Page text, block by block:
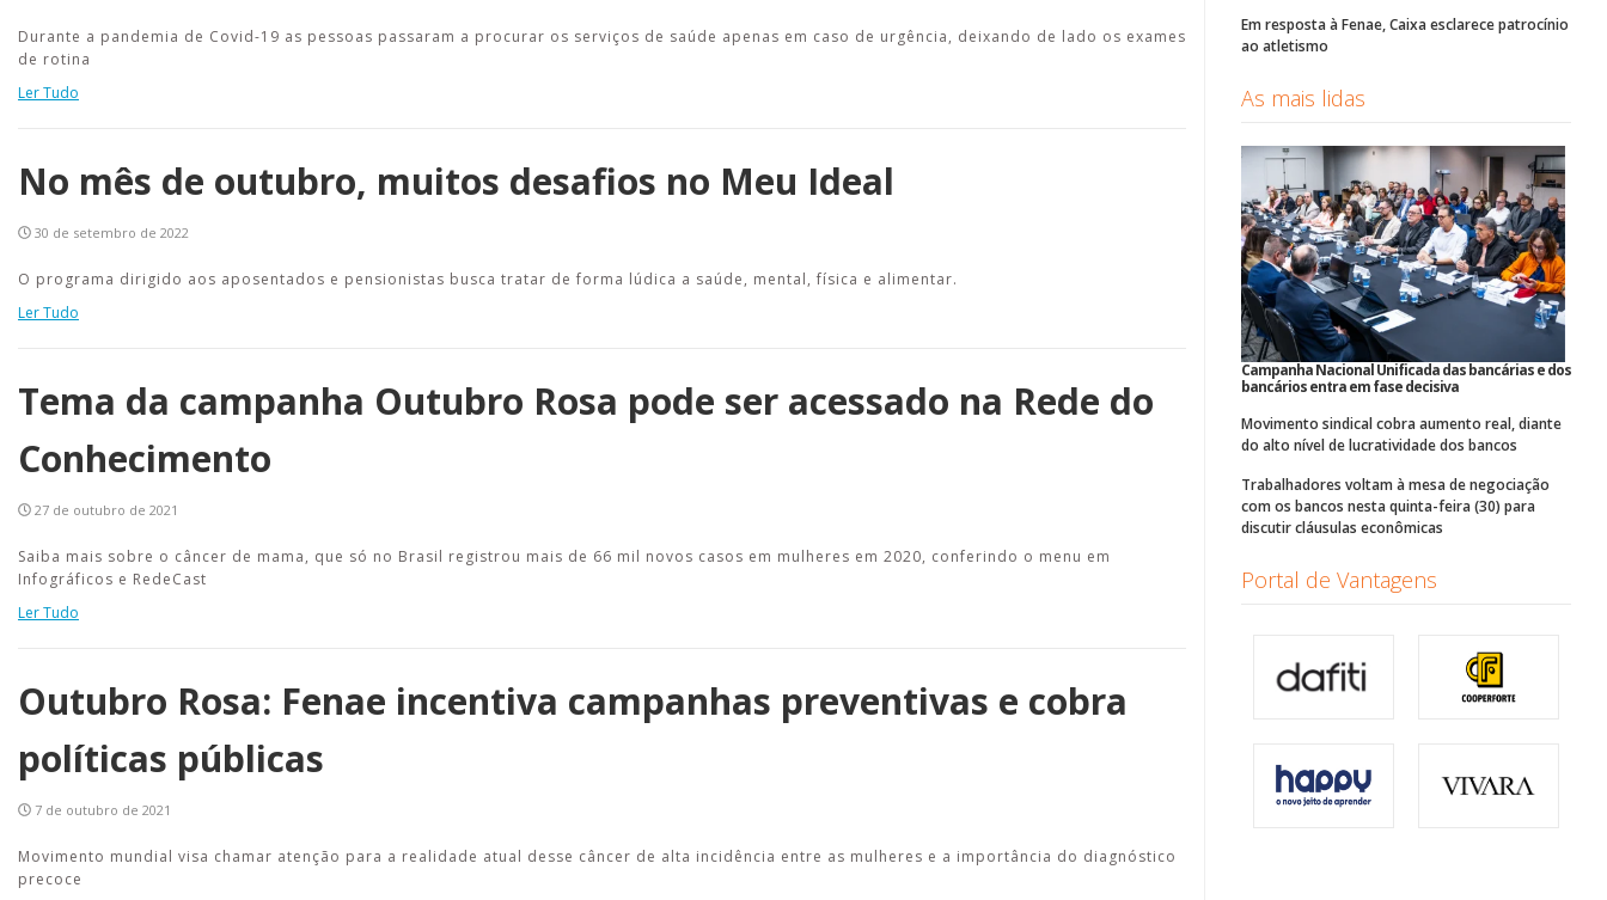
Durante a pandemia de Covid-19 as pessoas passaram a procurar os serviços de saúde apenas em caso de urgência, deixando de lado os exames
de rotina
Ler Tudo
No mês de outubro, muitos desafios no Meu Ideal
30 de setembro de 2022
O programa dirigido aos aposentados e pensionistas busca tratar de forma lúdica a saúde, mental, física e alimentar.
Ler Tudo
Tema da campanha Outubro Rosa pode ser acessado na Rede do
Conhecimento
27 de outubro de 2021
Saiba mais sobre o câncer de mama, que só no Brasil registrou mais de 66 mil novos casos em mulheres em 2020, conferindo o menu em
Infográficos e RedeCast
Ler Tudo
Outubro Rosa: Fenae incentiva campanhas preventivas e cobra
políticas públicas
7 de outubro de 2021
Movimento mundial visa chamar atenção para a realidade atual desse câncer de alta incidência entre as mulheres e a importância do diagnóstico
precoce
Em resposta à Fenae, Caixa esclarece patrocínio
ao atletismo
As mais lidas
Campanha Nacional Unificada das bancárias e dos
bancários entra em fase decisiva
Movimento sindical cobra aumento real, diante
do alto nível de lucratividade dos bancos
Trabalhadores voltam à mesa de negociação
com os bancos nesta quinta-feira (30) para
discutir cláusulas econômicas
Portal de Vantagens